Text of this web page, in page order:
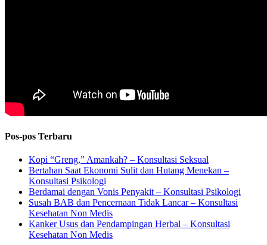
Pos-pos Terbaru
Kopi “Greng,” Amankah? – Konsultasi Seksual
Bertahan Saat Ekonomi Sulit dan Hutang Menekan –
Konsultasi Psikologi
Berdamai dengan Vonis Penyakit – Konsultasi Psikologi
Susah BAB dan Pencernaan Tidak Lancar – Konsultasi
Kesehatan Non Medis
Kanker Usus dan Pendampingan Herbal – Konsultasi
Kesehatan Non Medis